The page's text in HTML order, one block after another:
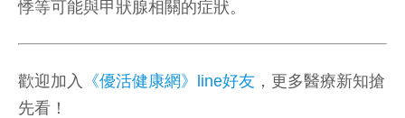
悸等可能與甲狀腺相關的症狀。
歡迎加入 《優活健康網》line好友 ，更多醫療新知搶
先看！